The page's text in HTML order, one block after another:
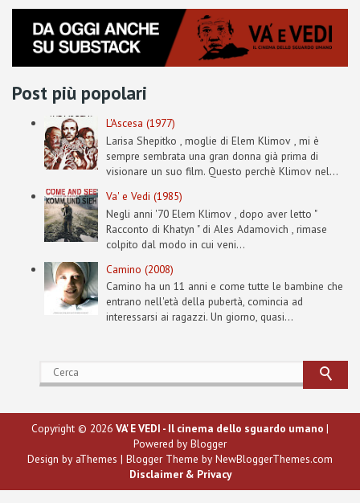
Post più popolari
L'Ascesa (1977)
Larisa Shepitko , moglie di Elem Klimov , mi è
sempre sembrata una gran donna già prima di
visionare un suo film. Questo perchè Klimov nel...
Va' e Vedi (1985)
Negli anni '70 Elem Klimov , dopo aver letto "
Racconto di Khatyn " di Ales Adamovich , rimase
colpito dal modo in cui veni...
Camino (2008)
Camino ha un 11 anni e come tutte le bambine che
entrano nell'età della pubertà, comincia ad
interessarsi ai ragazzi. Un giorno, quasi...
Copyright © 2026 VA' E VEDI - Il cinema dello sguardo umano |
Powered by Blogger
Design by aThemes | Blogger Theme by NewBloggerThemes.com
Disclaimer & Privacy